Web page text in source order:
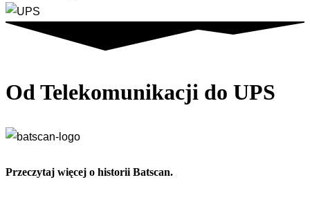
Od Telekomunikacji do UPS
Przeczytaj więcej o historii Batscan.